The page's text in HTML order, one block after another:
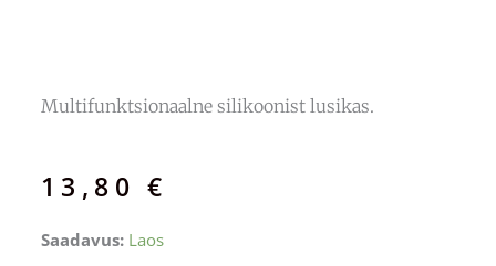
Multifunktsionaalne silikoonist lusikas.
13,80€
Saadavus: Laos
Silikoonist